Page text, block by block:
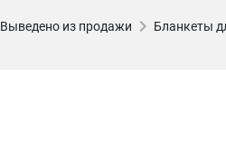
Выведено из продажи Бланкеты